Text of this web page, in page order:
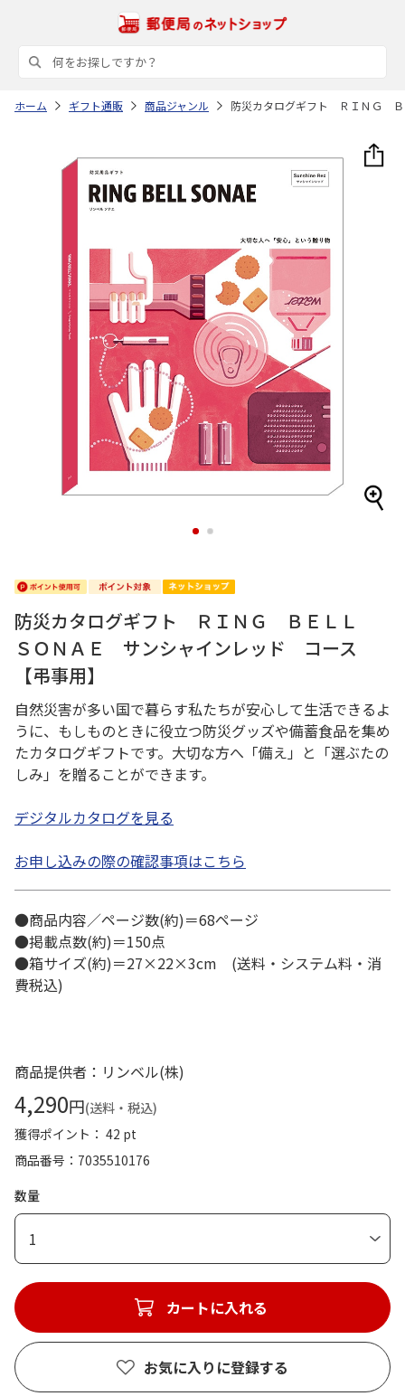
ホーム ギフト通販 商品ジャンル 防災カタログギフト ＲＩＮＧ
1 2
防災カタログギフト ＲＩＮＧ ＢＥＬＬ
ＳＯＮＡＥ サンシャインレッド コース
【弔事用】
自然災害が多い国で暮らす私たちが安心して生活できるよ
うに、もしものときに役立つ防災グッズや備蓄食品を集め
たカタログギフトです。大切な方へ「備え」と「選ぶたの
しみ」を贈ることができます。
デジタルカタログを見る
お申し込みの際の確認事項はこちら
●商品内容／ページ数(約)＝68ページ
●掲載点数(約)＝150点
●箱サイズ(約)＝27×22×3cm (送料・システム料・消
費税込)
商品提供者：リンベル(株)
4,290円(送料・税込)
獲得ポイント： 42 pt
商品番号
7035510176
数量
1
カートに入れる
お気に入りに登録する